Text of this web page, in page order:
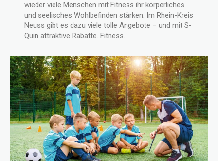
wieder viele Menschen mit Fitness ihr körperliches
und seelisches Wohlbefinden stärken. Im Rhein-Kreis
Neuss gibt es dazu viele tolle Angebote – und mit S-
Quin attraktive Rabatte. Fitness...